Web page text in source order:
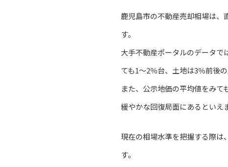
鹿児島市の不動産売却相場は、
す。
大手不動産ポータルのデータで
ても1〜2％台、土地は3％前後
また、公示地価の平均値をみ
緩やかな回復局面にあるといえ
現在の相場水準を把握する際は
す。